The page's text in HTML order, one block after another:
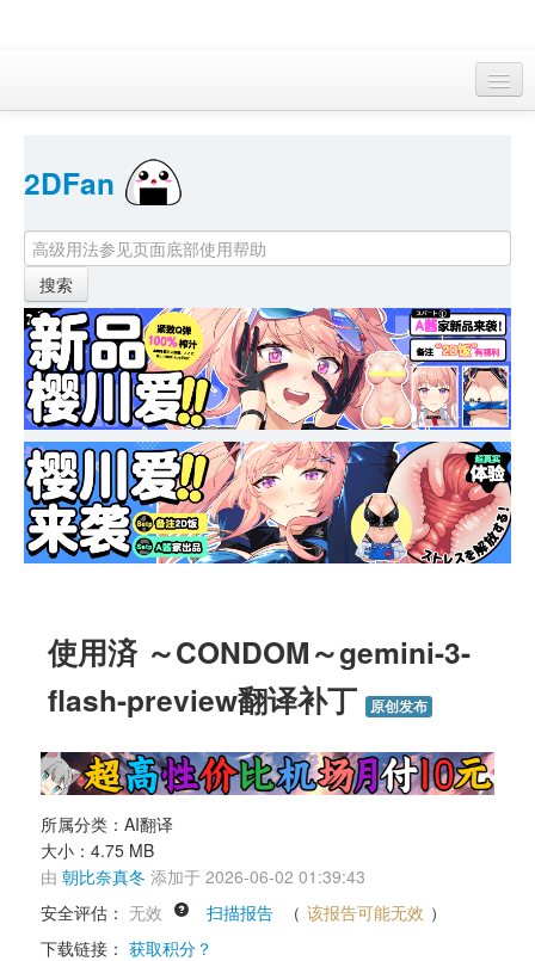
首页
找游戏
下资源
目录
本月新作
站内动态
小组
KF Online
2DFan
使用済 ～CONDOM～gemini-3-
flash-preview翻译补丁
原创发布
所属分类：AI翻译
大小：4.75 MB
由 朝比奈真冬 添加于 2026-06-02 01:39:43
安全评估： 无效 扫描报告 （ 该报告可能无效 ）
下载链接： 获取积分？